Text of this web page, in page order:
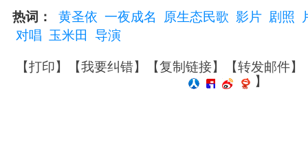
热词： 黄圣依 一夜成名 原生态民歌 影片 剧照
对唱 玉米田 导演
【打印】【我要纠错】【复制链接】【转发邮件】
】